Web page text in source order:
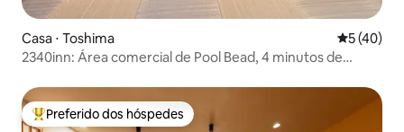
Casa ⋅ Toshima 5 de uma
5 (40)
2340inn: Área comercial de Pool Bead, 4 minutos de
absolutamente bonito de 55 metros quadrados, tatami
japonês + sala de estar, 2 banheiros
Entre os melhores preferidos dos hóspedes
Preferido dos hóspedes